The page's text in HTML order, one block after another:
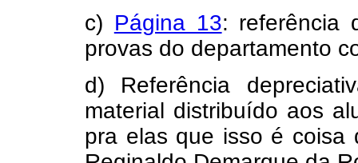
c) Página 13: referência
provas do departamento
d) Referência
material distribuído aos
pra elas que isso é coisa